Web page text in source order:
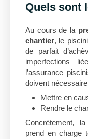
Quels sont
Au cours de la
chantier, le
de parfait
imperfections
l’assurance
doivent
Mettre en
Rendre le
Concrètement, la
prend en charge